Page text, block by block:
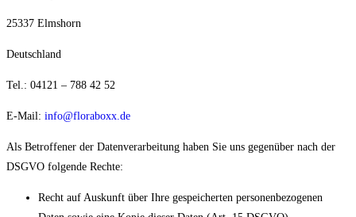
25337 Elmshorn
Deutschland
Tel.: 04121 – 788 42 52
E-Mail: info@floraboxx.de
Als Betroffener der Datenverarbeitung haben Sie uns gegenüber nach der
DSGVO folgende Rechte:
Recht auf Auskunft über Ihre gespeicherten personenbezogenen